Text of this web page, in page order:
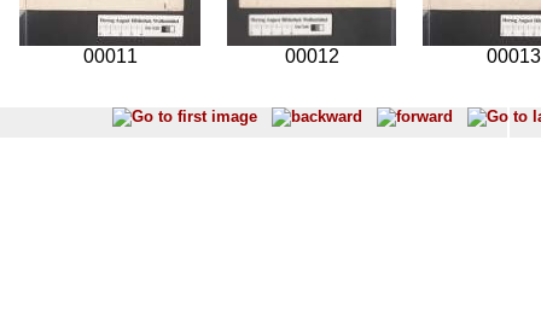
00011 00012 00013